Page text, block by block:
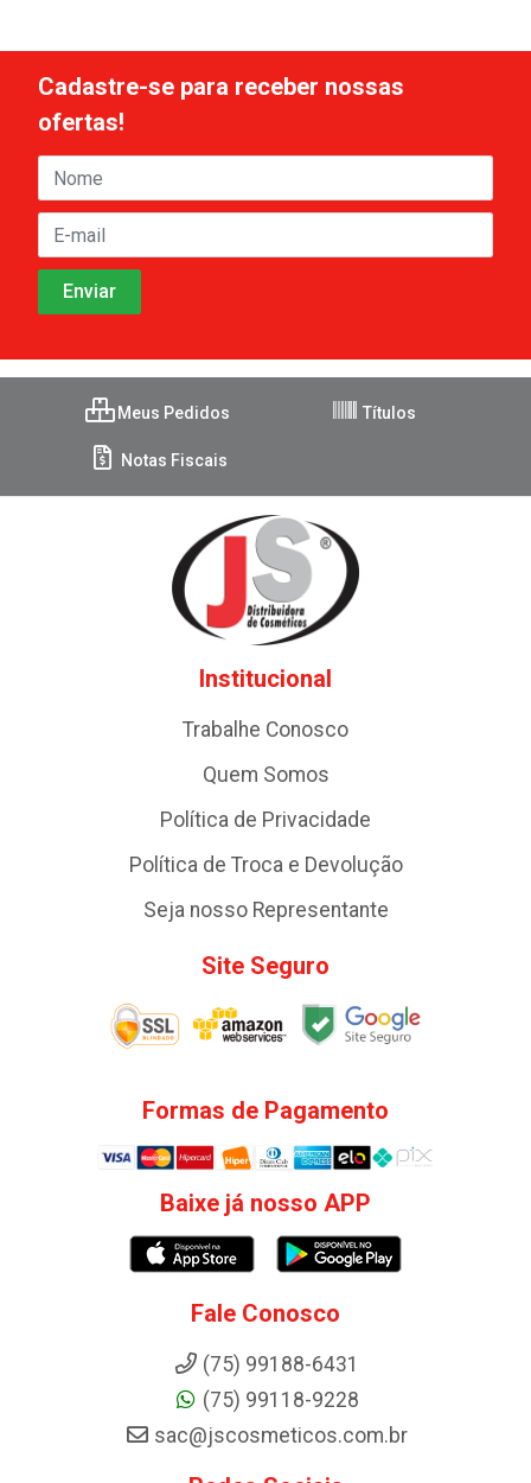
Cadastre-se para receber nossas
ofertas!
Meus Pedidos Títulos
Notas Fiscais
Institucional
Trabalhe Conosco
Quem Somos
Política de Privacidade
Política de Troca e Devolução
Seja nosso Representante
Site Seguro
Formas de Pagamento
Baixe já nosso APP
Fale Conosco
(75) 99188-6431
(75) 99118-9228
sac@jscosmeticos.com.br